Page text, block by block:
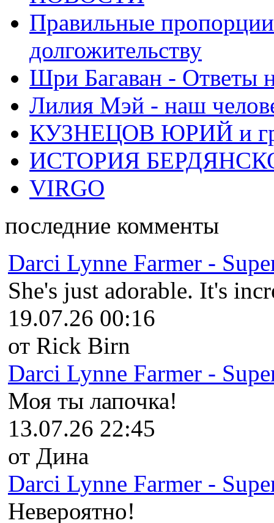
Правильные
долгожительству
Шри Багаван - Ответы
Лилия Мэй - наш
КУЗНЕЦОВ ЮРИЙ и
ИСТОРИЯ
VIRGO
последние комменты
Darci Lynne Farmer -
She's just adorable. It's
19.07.26 00:16
от Rick Birn
Darci Lynne Farmer -
Моя ты лапочка!
13.07.26 22:45
от Дина
Darci Lynne Farmer -
Невероятно!